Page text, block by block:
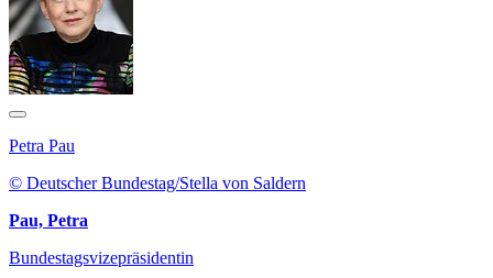
Petra Pau
© Deutscher Bundestag/Stella von Saldern
Pau, Petra
Bundestagsvizepräsidentin